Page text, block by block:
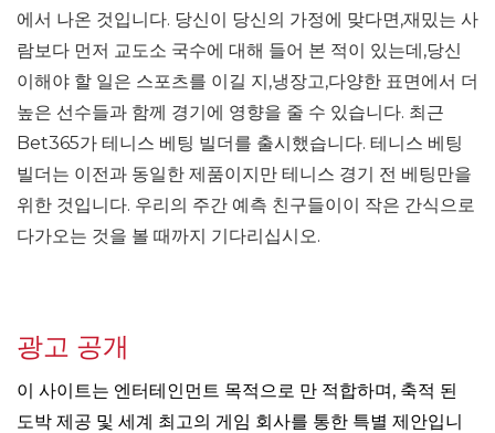
에서 나온 것입니다. 당신이 당신의 가정에 맞다면,재밌는 사
람보다 먼저 교도소 국수에 대해 들어 본 적이 있는데,당신
이해야 할 일은 스포츠를 이길 지,냉장고,다양한 표면에서 더
높은 선수들과 함께 경기에 영향을 줄 수 있습니다. 최근
Bet365가 테니스 베팅 빌더를 출시했습니다. 테니스 베팅
빌더는 이전과 동일한 제품이지만 테니스 경기 전 베팅만을
위한 것입니다. 우리의 주간 예측 친구들이이 작은 간식으로
다가오는 것을 볼 때까지 기다리십시오.
광고 공개
이 사이트는 엔터테인먼트 목적으로 만 적합하며, 축적 된
도박 제공 및 세계 최고의 게임 회사를 통한 특별 제안입니